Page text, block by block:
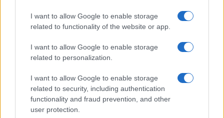
I want to allow Google to enable storage
related to functionality of the website or app.
I want to allow Google to enable storage
related to personalization.
I want to allow Google to enable storage
related to security, including authentication
functionality and fraud prevention, and other
user protection.
Korábban fajvédelmet követelt,
most Gyurcsány Ferencnek
köszöni a támogatást
2021. július 30.